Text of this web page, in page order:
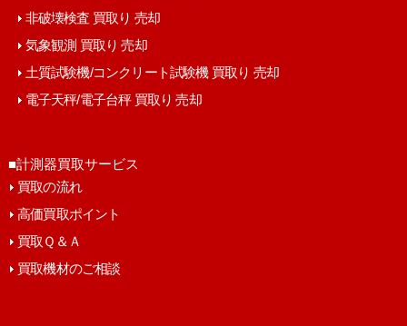
非破壊検査 買取り 売却
気象観測 買取り 売却
土質試験機/コンクリート試験機 買取り 売却
電子天秤/電子台秤 買取り 売却
■計測器買取サービス
買取の流れ
高価買取ポイント
買取Ｑ＆Ａ
買取機材のご相談